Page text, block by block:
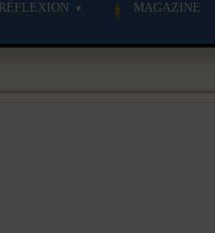
RÉFLEXION MAGAZINE